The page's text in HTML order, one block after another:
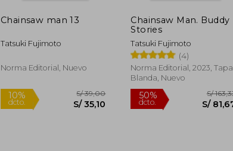
Chainsaw man 13
Tatsuki Fujimoto
Norma Editorial, Nuevo
Chainsaw Man. Buddy
Stories
Tatsuki Fujimoto
(4)
Norma Editorial, 2023, Tapa
Blanda, Nuevo